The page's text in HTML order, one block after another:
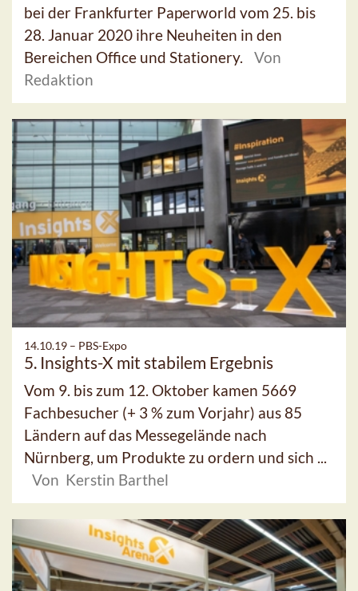
bei der Frankfurter Paperworld vom 25. bis
28. Januar 2020 ihre Neuheiten in den
Bereichen Office und Stationery.
Von
Redaktion
14.10.19 – PBS-Expo
5. Insights-X mit stabilem Ergebnis
Vom 9. bis zum 12. Oktober kamen 5669
Fachbesucher (+ 3 % zum Vorjahr) aus 85
Ländern auf das Messegelände nach
Nürnberg, um Produkte zu ordern und sich ...
Von Kerstin Barthel